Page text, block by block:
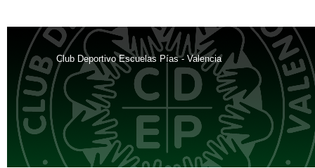
Club Deportivo Escuelas Pías - Valencia